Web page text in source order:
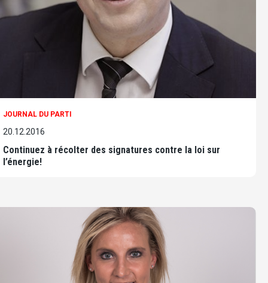
JOURNAL DU PARTI
20.12.2016
Continuez à récolter des signatures contre la loi sur
l’énergie!